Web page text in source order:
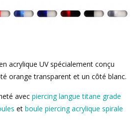
acrylique UV spécialement conçu
orange transparent et un côté blanc.
avec piercing langue titane grade
et boule piercing acrylique spirale